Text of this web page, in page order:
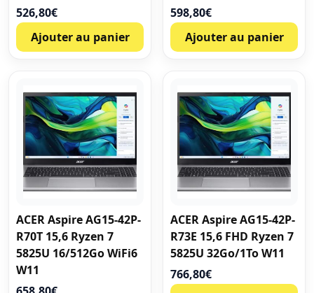
526,80€
Ajouter au panier
598,80€
Ajouter au panier
ACER Aspire AG15-42P-
R70T 15,6 Ryzen 7
5825U 16/512Go WiFi6
W11
ACER Aspire AG15-42P-
R73E 15,6 FHD Ryzen 7
5825U 32Go/1To W11
766,80€